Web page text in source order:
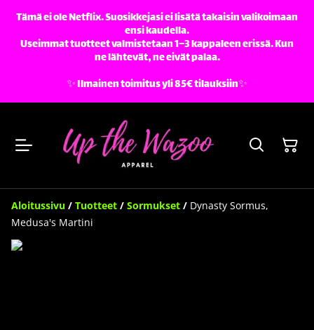
Tämä ei ole Netflix. Suosikkejasi ei lisätä takaisin valikoimaan
ensi kaudella.
Useimmat tuotteet valmistetaan 1–3 kappaleen erissä. Kun
ne lähtevät, ne eivät palaa.
✨️ Ilmainen toimitus yli 85€ tilauksiin✨️
Aloitussivu / Tuotteet / Sormukset / Dynasty Sormus,
Medusa's Martini